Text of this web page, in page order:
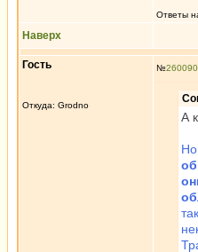
Ответы
Наверх
Гость
Откуда: Grodno
№260090
А
Но